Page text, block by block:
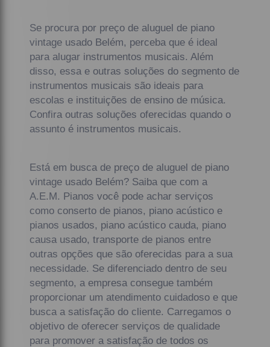
Se procura por preço de aluguel de piano
vintage usado Belém, perceba que é ideal
para alugar instrumentos musicais. Além
disso, essa e outras soluções do segmento de
instrumentos musicais são ideais para
escolas e instituições de ensino de música.
Confira outras soluções oferecidas quando o
assunto é instrumentos musicais.
Está em busca de preço de aluguel de piano
vintage usado Belém? Saiba que com a
A.E.M. Pianos você pode achar serviços
como conserto de pianos, piano acústico e
pianos usados, piano acústico cauda, piano
causa usado, transporte de pianos entre
outras opções que são oferecidas para a sua
necessidade. Se diferenciado dentro de seu
segmento, a empresa consegue também
proporcionar um atendimento cuidadoso e que
busca a satisfação do cliente. Carregamos o
objetivo de oferecer serviços de qualidade
para promover a satisfação de todos os